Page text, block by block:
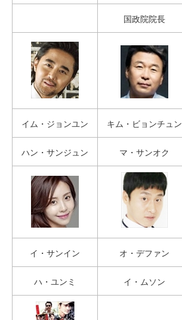
国政院院長
イム・ジョンユン キム・ビョンチュン
ハン・サンジュン マ・サンオク
イ・サンイン オ・デファン
ハ・ユンミ イ・ムソン